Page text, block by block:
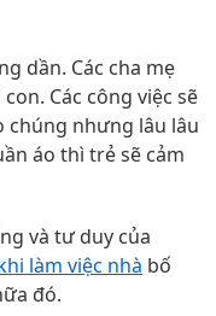
dần. Các cha mẹ
Các công việc sẽ
chúng nhưng lâu lâu
áo thì trẻ sẽ cảm
và tư duy của
làm việc nhà bố
đó.